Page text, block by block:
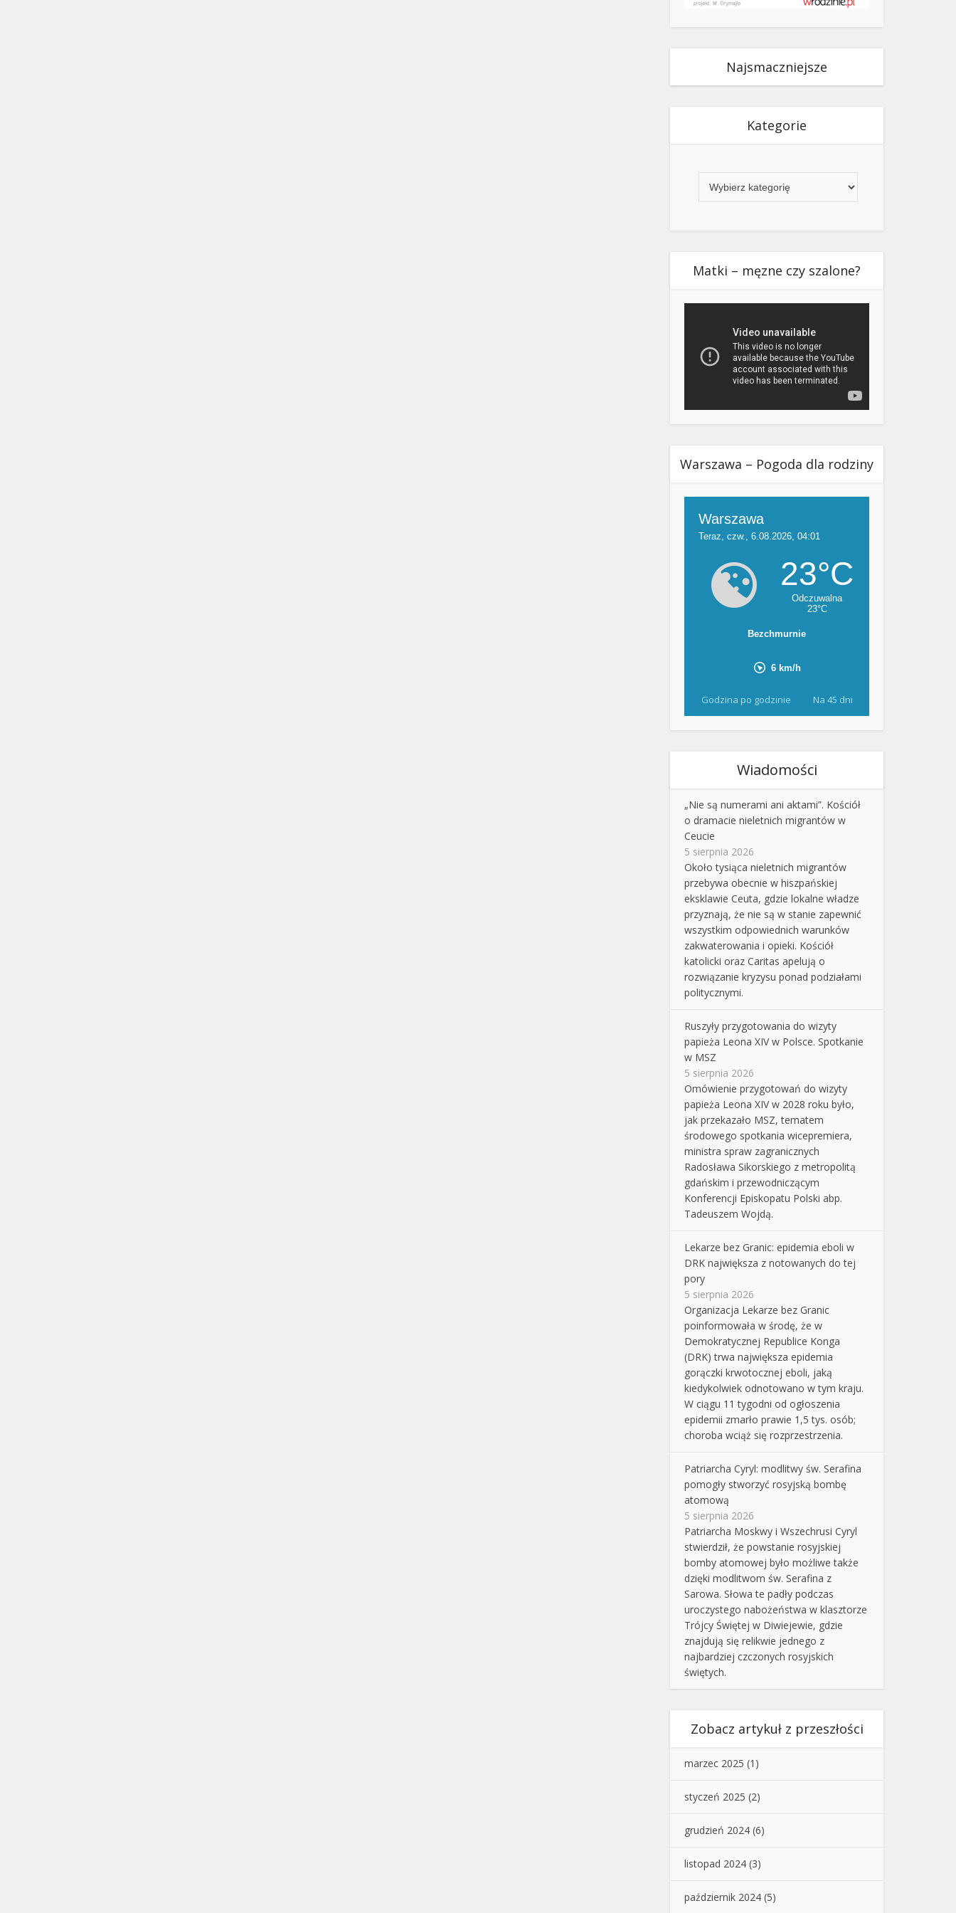
Najsmaczniejsze
Kategorie
Matki – męzne czy szalone?
Warszawa – Pogoda dla rodziny
Godzina po godzinie Na 45 dni
Wiadomości
„Nie są numerami ani aktami”. Kościół
o dramacie nieletnich migrantów w
Ceucie
5 sierpnia 2026
Około tysiąca nieletnich migrantów
przebywa obecnie w hiszpańskiej
eksklawie Ceuta, gdzie lokalne władze
przyznają, że nie są w stanie zapewnić
wszystkim odpowiednich warunków
zakwaterowania i opieki. Kościół
katolicki oraz Caritas apelują o
rozwiązanie kryzysu ponad podziałami
politycznymi.
Ruszyły przygotowania do wizyty
papieża Leona XIV w Polsce. Spotkanie
w MSZ
5 sierpnia 2026
Omówienie przygotowań do wizyty
papieża Leona XIV w 2028 roku było,
jak przekazało MSZ, tematem
środowego spotkania wicepremiera,
ministra spraw zagranicznych
Radosława Sikorskiego z metropolitą
gdańskim i przewodniczącym
Konferencji Episkopatu Polski abp.
Tadeuszem Wojdą.
Lekarze bez Granic: epidemia eboli w
DRK największa z notowanych do tej
pory
5 sierpnia 2026
Organizacja Lekarze bez Granic
poinformowała w środę, że w
Demokratycznej Republice Konga
(DRK) trwa największa epidemia
gorączki krwotocznej eboli, jaką
kiedykolwiek odnotowano w tym kraju.
W ciągu 11 tygodni od ogłoszenia
epidemii zmarło prawie 1,5 tys. osób;
choroba wciąż się rozprzestrzenia.
Patriarcha Cyryl: modlitwy św. Serafina
pomogły stworzyć rosyjską bombę
atomową
5 sierpnia 2026
Patriarcha Moskwy i Wszechrusi Cyryl
stwierdził, że powstanie rosyjskiej
bomby atomowej było możliwe także
dzięki modlitwom św. Serafina z
Sarowa. Słowa te padły podczas
uroczystego nabożeństwa w klasztorze
Trójcy Świętej w Diwiejewie, gdzie
znajdują się relikwie jednego z
najbardziej czczonych rosyjskich
świętych.
Zobacz artykuł z przeszłości
marzec 2025 (1)
styczeń 2025 (2)
grudzień 2024 (6)
listopad 2024 (3)
październik 2024 (5)